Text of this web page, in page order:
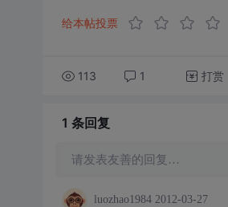
给本帖投票
113 1 打赏
1 条回复
请发表友善的回复…
luozhao1984 2012-03-27